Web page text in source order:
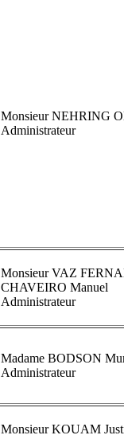
Monsieur NEHRING
Administrateur
Monsieur VAZ
CHAVEIRO Manuel
Administrateur
Madame BODSON
Administrateur
Monsieur KOUAM